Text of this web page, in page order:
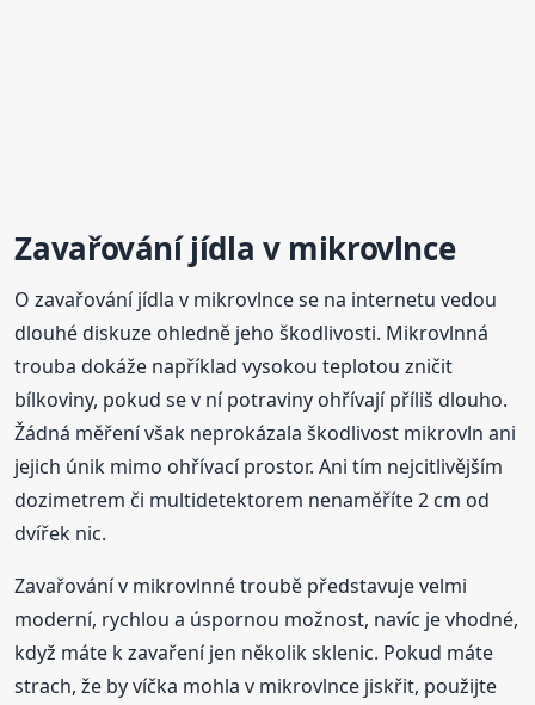
Zavařování jídla v mikrovlnce
O zavařování jídla v mikrovlnce se na internetu vedou
dlouhé diskuze ohledně jeho škodlivosti. Mikrovlnná
trouba dokáže například vysokou teplotou zničit
bílkoviny, pokud se v ní potraviny ohřívají příliš dlouho.
Žádná měření však neprokázala škodlivost mikrovln ani
jejich únik mimo ohřívací prostor. Ani tím nejcitlivějším
dozimetrem či multidetektorem nenaměříte 2 cm od
dvířek nic.
Zavařování v mikrovlnné troubě představuje velmi
moderní, rychlou a úspornou možnost, navíc je vhodné,
když máte k zavaření jen několik sklenic. Pokud máte
strach, že by víčka mohla v mikrovlnce jiskřit, použijte